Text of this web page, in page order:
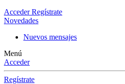
Acceder Regístrate
Novedades
Nuevos mensajes
Menú
Acceder
Regístrate